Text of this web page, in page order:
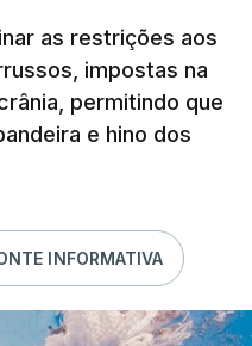
as restrições aos
impostas na
permitindo que
e hino dos
INFORMATIVA